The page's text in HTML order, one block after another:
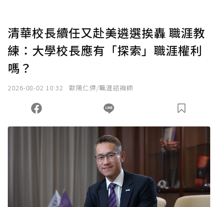
清華校長續任又赴美遴選挨轟 職涯教
練：大學校長應有「探索」職涯權利
嗎？
2026-08-02 10:32 歐陽仁傑/職涯諮詢師